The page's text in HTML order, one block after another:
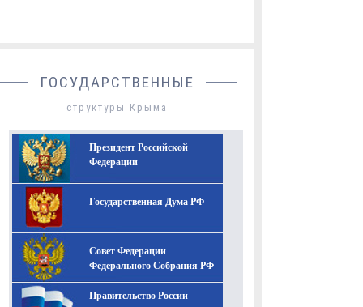
ГОСУДАРСТВЕННЫЕ
структуры Крыма
Президент Российской
Федерации
Государственная Дума РФ
Совет Федерации
Федерального Собрания РФ
Правительство России